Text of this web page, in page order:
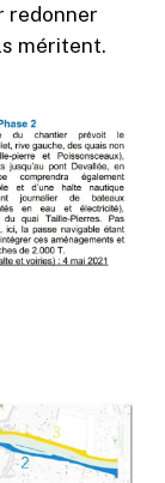
redonner
méritent.